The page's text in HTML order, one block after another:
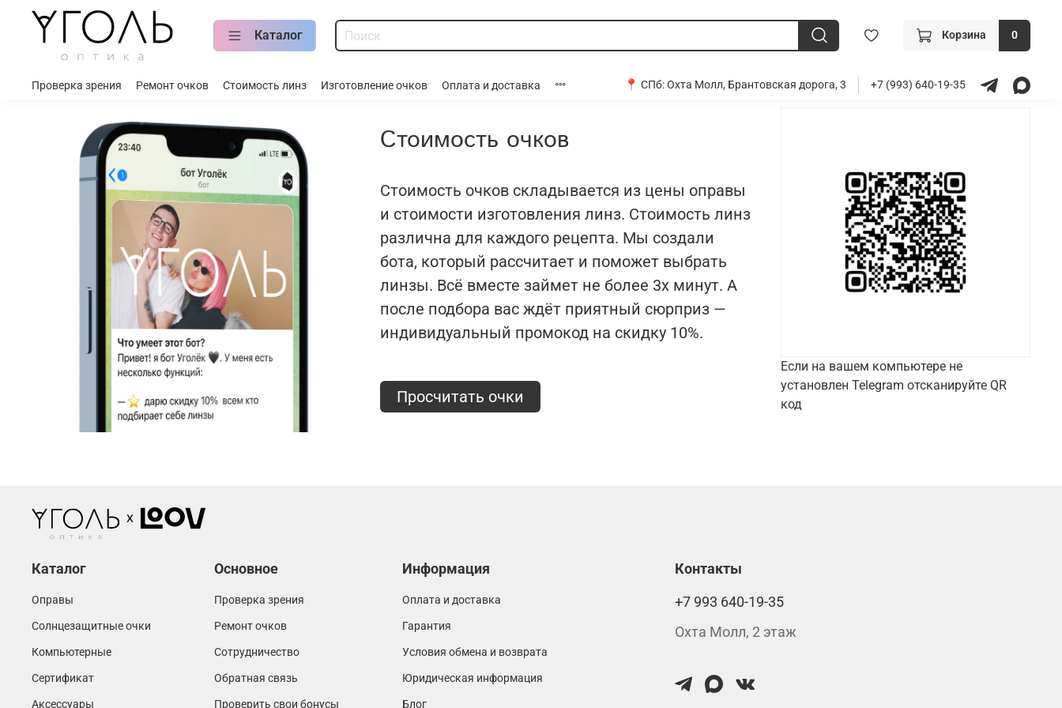
Каталог Корзина 0
Проверка зрения Ремонт очков Стоимость линз Изготовление очков Оплата и доставка 📍 СПб:Охта Молл, Брантовская дорога, 3 +7 (993) 640-19-35
Стоимость очков
Стоимость очков складывается из цены оправы
и стоимости изготовления линз. Стоимость линз
различна для каждого рецепта. Мы создали
бота, который рассчитает и поможет выбрать
линзы. Всё вместе займет не более 3х минут. А
после подбора вас ждёт приятный сюрприз —
индивидуальный промокод на скидку 10%.
Просчитать очки
Если на вашем компьютере не
установлен Telegram отсканируйте QR
код
Каталог
Оправы
Солнцезащитные очки
Компьютерные
Сертификат
Аксессуары
Основное
Проверка зрения
Ремонт очков
Сотрудничество
Обратная связь
Проверить свои бонусы
Информация
Оплата и доставка
Гарантия
Условия обмена и возврата
Юридическая информация
Блог
Контакты
+7 993 640-19-35
Охта Молл, 2 этаж